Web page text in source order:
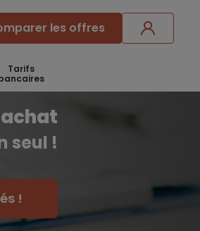
les offres
Tarifs
seul !
!